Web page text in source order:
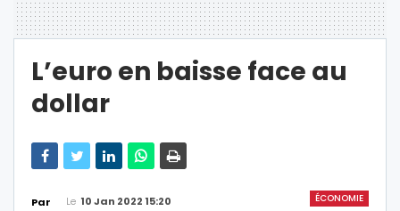
L’euro en baisse face au
dollar
ÉCONOMIE
Par Le 10 Jan 2022 15:20